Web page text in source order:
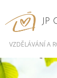
JP
VZDĚLÁVÁNÍ A